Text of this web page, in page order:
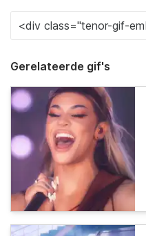
Gerelateerde gif's